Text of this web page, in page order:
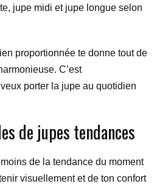
jupe midi et jupe longue selon
proportionnée te donne tout de
C’est
porter la jupe au quotidien
de jupes tendances
de la tendance du moment
visuellement et de ton confort